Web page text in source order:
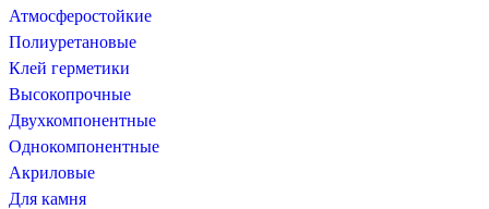
Атмосферостойкие
Полиуретановые
Клей герметики
Высокопрочные
Двухкомпонентные
Однокомпонентные
Акриловые
Для камня